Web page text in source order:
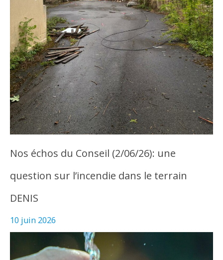
Nos échos du Conseil (2/06/26): une
question sur l’incendie dans le terrain
DENIS
10 juin 2026